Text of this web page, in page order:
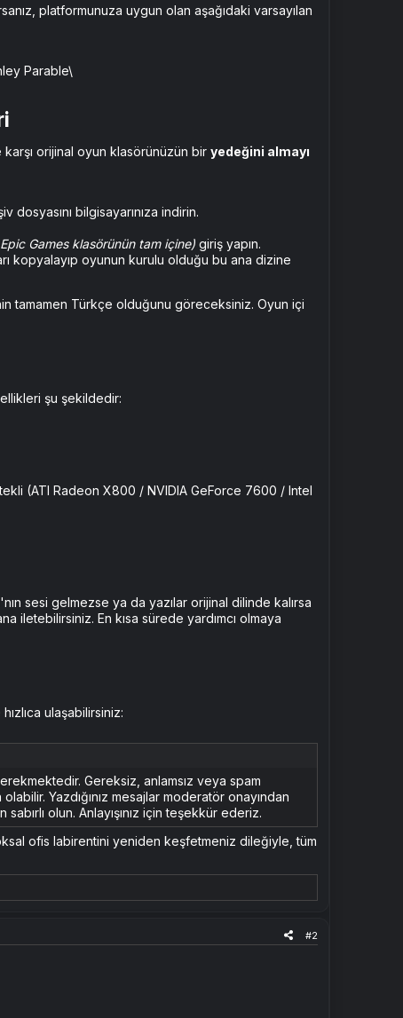
platformunuza uygun olan aşağıdaki varsayılan
Parable\
karşı orijinal oyun klasörünüzün bir yedeğini almayı
bilgisayarınıza indirin.
Games klasörünün tam içine) giriş yapın.
kopyalayıp oyunun kurulu olduğu bu ana dizine
tamamen Türkçe olduğunu göreceksiniz. Oyun içi
şu şekildedir:
(ATI Radeon X800 / NVIDIA GeForce 7600 / Intel
sesi gelmezse ya da yazılar orijinal dilinde kalırsa
iletebilirsiniz. En kısa sürede yardımcı olmaya
ulaşabilirsiniz:
Gereksiz, anlamsız veya spam
Yazdığınız mesajlar moderatör onayından
olun. Anlayışınız için teşekkür ederiz.
ofis labirentini yeniden keşfetmeniz dileğiyle, tüm
#2